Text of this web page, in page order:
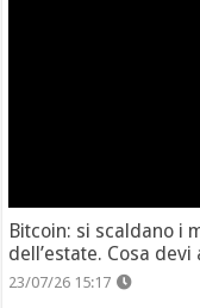
Bitcoin: si scaldano i
dell’estate. Cosa
23/07/26 15:17